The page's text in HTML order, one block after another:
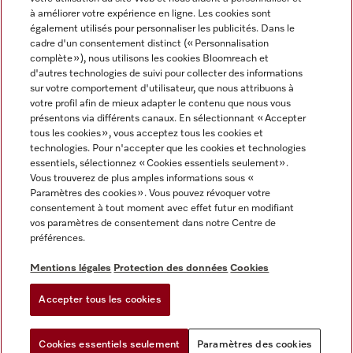
Mentions légales
CGV
Protection des données
Conditions d'utilisation
Déclaration d'accessibilité
Reglement sur les services numeriques
Paramètres des cookies
Miele sur Instagram
Miele sur Facebook
Miele sur Youtube
à améliorer votre expérience en ligne. Les cookies sont
également utilisés pour personnaliser les publicités. Dans le
cadre d'un consentement distinct (« Personnalisation
complète »), nous utilisons les cookies Bloomreach et
d'autres technologies de suivi pour collecter des informations
sur votre comportement d'utilisateur, que nous attribuons à
votre profil afin de mieux adapter le contenu que nous vous
présentons via différents canaux. En sélectionnant « Accepter
tous les cookies », vous acceptez tous les cookies et
technologies. Pour n'accepter que les cookies et technologies
essentiels, sélectionnez « Cookies essentiels seulement».
Vous trouverez de plus amples informations sous «
Paramètres des cookies ». Vous pouvez révoquer votre
consentement à tout moment avec effet futur en modifiant
vos paramètres de consentement dans notre Centre de
préférences.
Mentions légales Protection des données Cookies
Accepter tous les cookies
Cookies essentiels seulement Paramètres des cookies